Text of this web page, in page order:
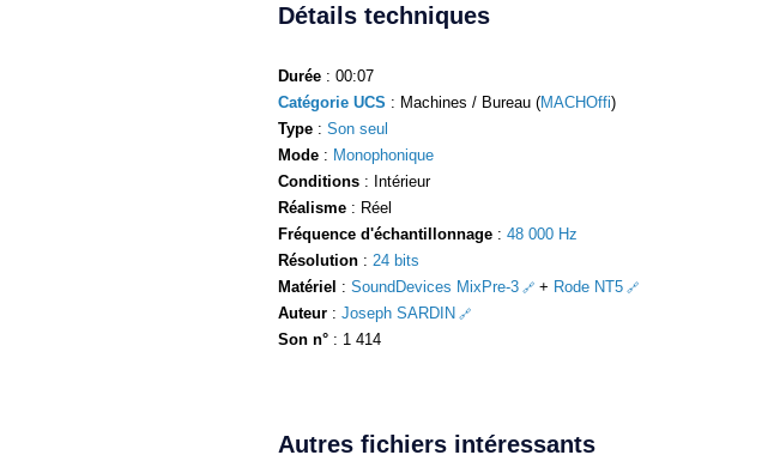
Détails techniques
Durée : 00:07
Catégorie UCS : Machines / Bureau (MACHOffi)
Type : Son seul
Mode : Monophonique
Conditions : Intérieur
Réalisme : Réel
Fréquence d'échantillonnage : 48 000 Hz
Résolution : 24 bits
Matériel : SoundDevices MixPre-3 + Rode NT5
Auteur : Joseph SARDIN
Son n° : 1 414
Autres fichiers intéressants